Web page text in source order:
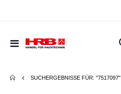
Navigation
SUCHERGEBNISSE FÜR: "7517097"